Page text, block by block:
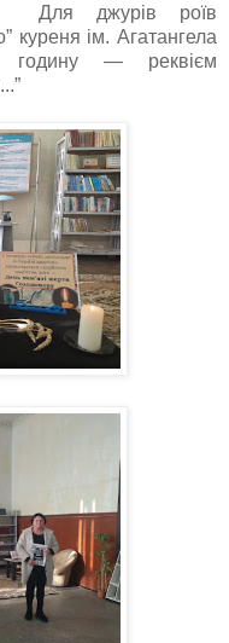
Для джурів роїв
куреня ім. Агатангела
годину — реквієм